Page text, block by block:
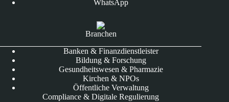
WhatsApp
Branchen
Banken & Finanzdienstleister
Bildung & Forschung
Gesundheitswesen & Pharmazie
Kirchen & NPOs
Öffentliche Verwaltung
Compliance & Digitale Regulierung